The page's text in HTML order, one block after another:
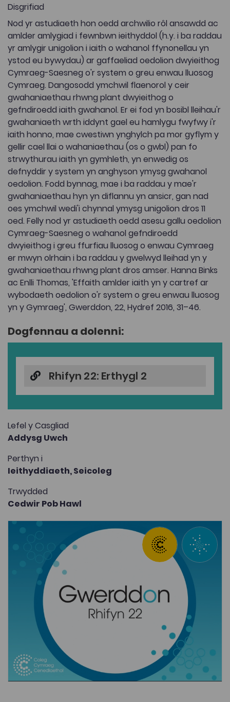
Disgrifiad
Nod yr astudiaeth hon oedd archwilio rôl ansawdd ac
amlder amlygiad i fewnbwn ieithyddol (h.y. i ba raddau
yr amlygir unigolion i iaith o wahanol ffynonellau yn
ystod eu bywydau) ar gaffaeliad oedolion dwyieithog
Cymraeg-Saesneg o'r system o greu enwau lluosog
Cymraeg. Dangosodd ymchwil flaenorol y ceir
gwahaniaethau rhwng plant dwyieithog o
gefndiroedd iaith gwahanol. Er ei fod yn bosibl lleihau'r
gwahaniaeth wrth iddynt gael eu hamlygu fwyfwy i'r
iaith honno, mae cwestiwn ynghylch pa mor gyflym y
gellir cael llai o wahaniaethau (os o gwbl) pan fo
strwythurau iaith yn gymhleth, yn enwedig os
defnyddir y system yn anghyson ymysg gwahanol
oedolion. Fodd bynnag, mae i ba raddau y mae'r
gwahaniaethau hyn yn diflannu yn ansicr, gan nad
oes ymchwil wedi'i chynnal ymysg unigolion dros 11
oed. Felly nod yr astudiaeth oedd asesu gallu oedolion
Cymraeg-Saesneg o wahanol gefndiroedd
dwyieithog i greu ffurfiau lluosog o enwau Cymraeg
er mwyn olrhain i ba raddau y gwelwyd lleihad yn y
gwahaniaethau rhwng plant dros amser. Hanna Binks
ac Enlli Thomas, 'Effaith amlder iaith yn y cartref ar
wybodaeth oedolion o'r system o greu enwau lluosog
yn y Gymraeg', Gwerddon, 22, Hydref 2016, 31–46.
Dogfennau a dolenni:
Rhifyn 22: Erthygl 2
Lefel y Casgliad
Addysg Uwch
Perthyn i
Ieithyddiaeth,Seicoleg
Trwydded
Cedwir Pob Hawl